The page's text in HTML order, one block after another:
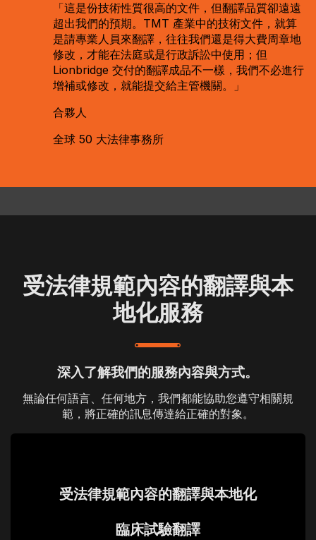
「這是份技術性質很高的文件，但翻譯品質卻遠遠
超出我們的預期。TMT 產業中的技術文件，就算
是請專業人員來翻譯，往往我們還是得大費周章地
修改，才能在法庭或是行政訴訟中使用；但
Lionbridge 交付的翻譯成品不一樣，我們不必進行
增補或修改，就能提交給主管機關。」
合夥人
全球 50 大法律事務所
受法律規範內容的翻譯與本
地化服務
深入了解我們的服務內容與方式。
無論任何語言、任何地方，我們都能協助您遵守相關規
範，將正確的訊息傳達給正確的對象。
受法律規範內容的翻譯與本地化
臨床試驗翻譯